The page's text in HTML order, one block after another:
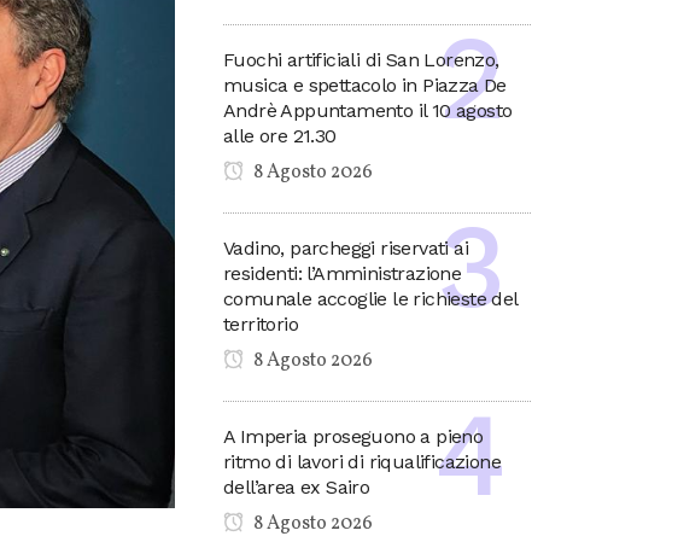
Fuochi artificiali di San Lorenzo,
musica e spettacolo in Piazza De
Andrè Appuntamento il 10 agosto
alle ore 21.30
8 Agosto 2026
Vadino, parcheggi riservati ai
residenti: l’Amministrazione
comunale accoglie le richieste del
territorio
8 Agosto 2026
A Imperia proseguono a pieno
ritmo di lavori di riqualificazione
dell’area ex Sairo
8 Agosto 2026